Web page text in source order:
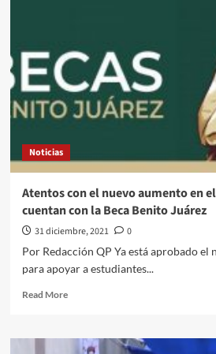
resuelve
juez
Noticias
Atentos con el nuevo aumento en
cuentan con la Beca Benito Juárez
31 diciembre, 2021
0
Por Redacción QP Ya está aprobado el
para apoyar a estudiantes...
Read MoreRead
Atentos